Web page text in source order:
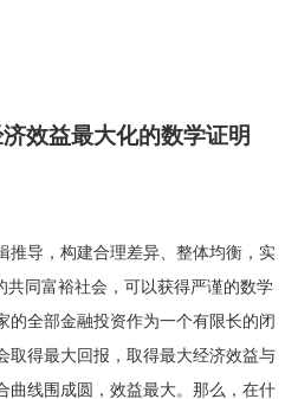
效益最大化的数学证明
推导，构建合理差异、整体均衡，实
共同富裕社会，可以获得严谨的数学
的全部金融投资作为一个有限长的闭
取得最大回报，取得最大经济效益与
曲线围成圆，效益最大。那么，在什